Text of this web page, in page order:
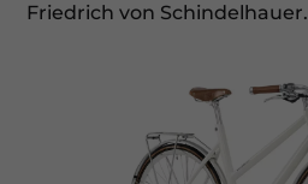
Friedrich von Schindelhauer.